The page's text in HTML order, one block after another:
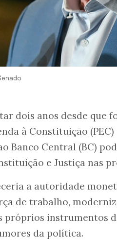
dois anos desde que
à Constituição
Banco Central (BC)
e Justiça nas
a autoridade
de trabalho,
próprios instrumentos
da política.